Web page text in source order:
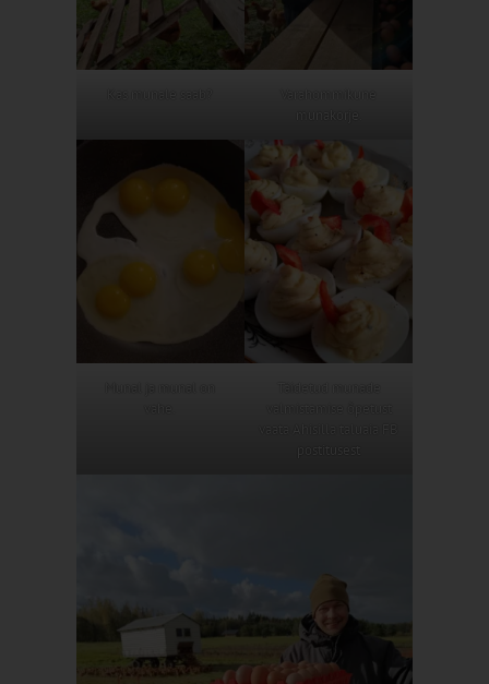
Varahommikune
munakorje.
vaata Ahisilla taluaia FB
postitusest